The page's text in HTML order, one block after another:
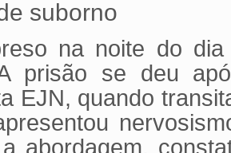
suborno
na noite do
prisão se deu
EJN, quando
abordagem,